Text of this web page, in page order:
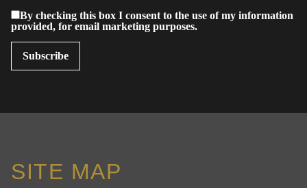
By checking this box I consent to the use of my information
provided, for email marketing purposes.
SITE MAP